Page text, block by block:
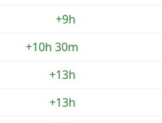
+9h
+10h 30m
+13h
+13h